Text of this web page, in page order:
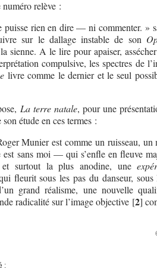
relève :
puisse rien en dire — ni commenter. »
sur le dallage instable de son
sienne. A le lire pour apaiser,
compulsive, les spectres de
livre comme le dernier et le seul
La terre natale, pour une
étude en ces termes :
Munier est comme un ruisseau,
est sans moi — qui s’enfle en fleuve
et surtout la plus anodine, une
fleurit sous les pas du danseur, sous
grand réalisme, une nouvelle
radicalité sur l’image objective[2]
: